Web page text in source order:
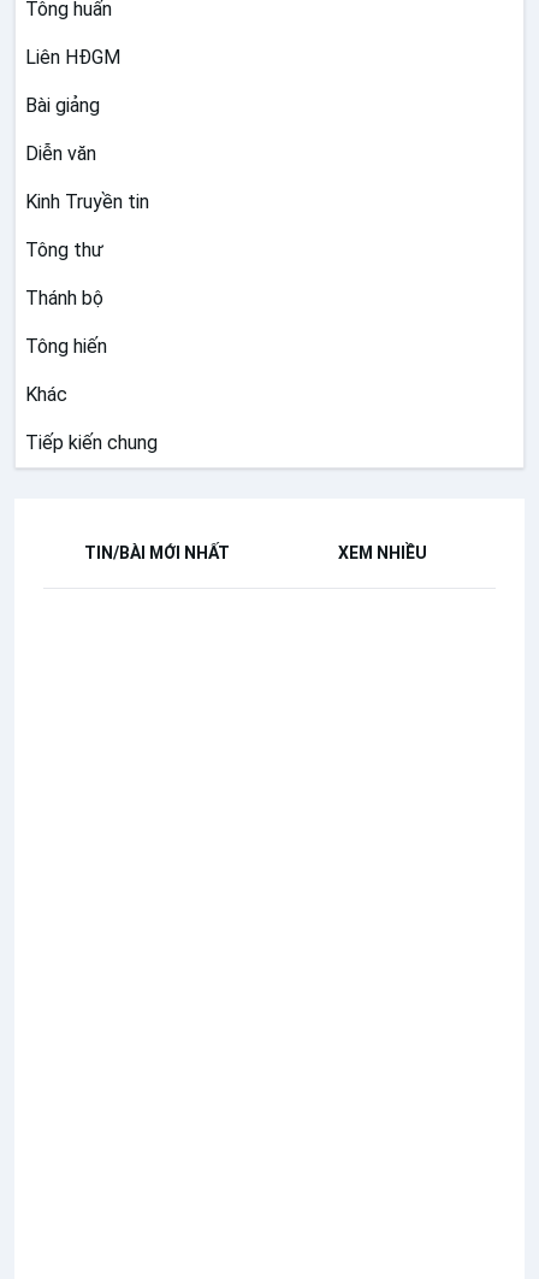
Tông huấn
Liên HĐGM
Bài giảng
Diễn văn
Kinh Truyền tin
Tông thư
Thánh bộ
Tông hiến
Khác
Tiếp kiến chung
TIN/BÀI MỚI NHẤT XEM NHIỀU